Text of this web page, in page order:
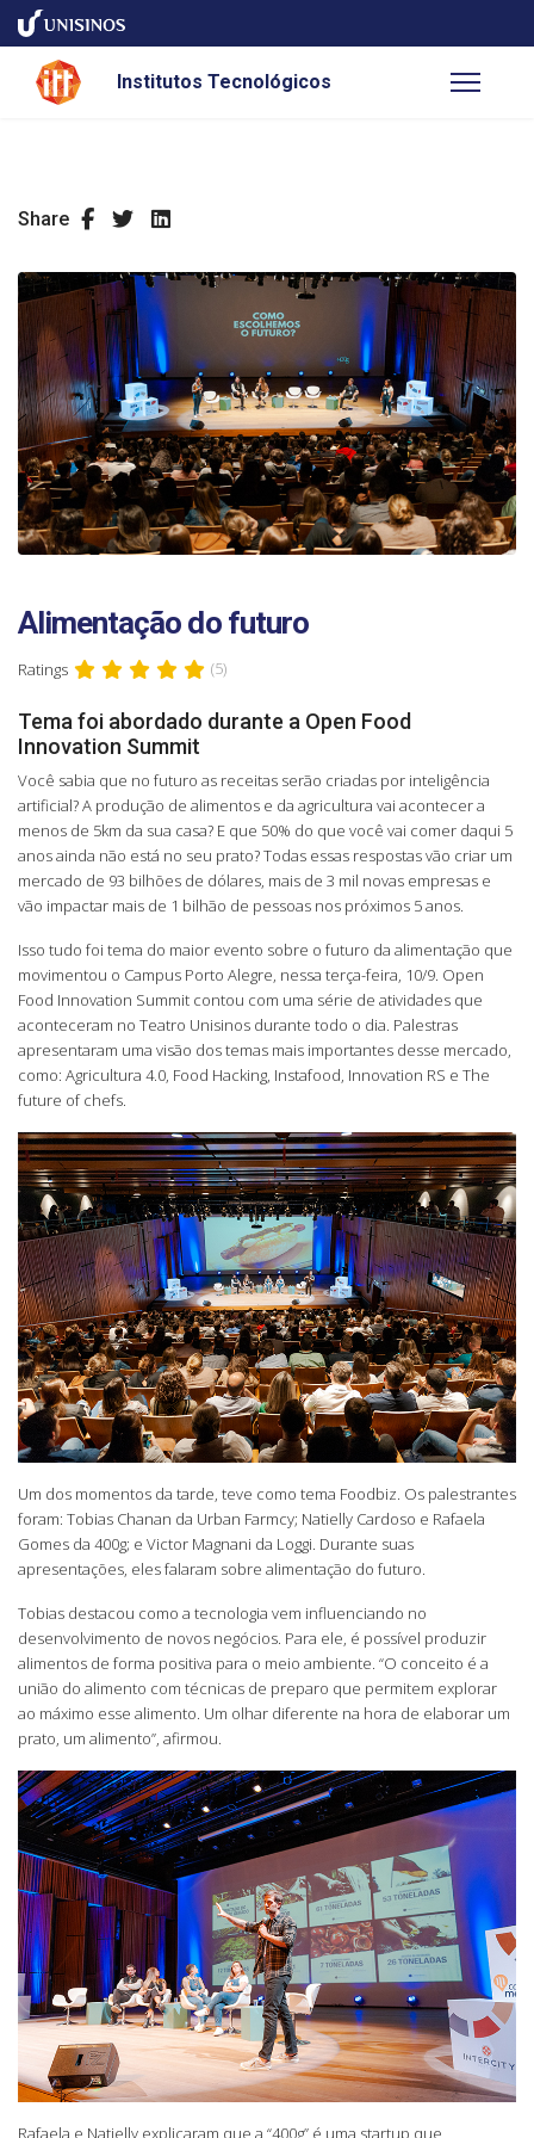
Institutos Tecnológicos
Share
Alimentação do futuro
Ratings (5)
Tema foi abordado durante a Open Food
Innovation Summit
Você sabia que no futuro as receitas serão criadas por inteligência
artificial? A produção de alimentos e da agricultura vai acontecer a
menos de 5km da sua casa? E que 50% do que você vai comer daqui 5
anos ainda não está no seu prato? Todas essas respostas vão criar um
mercado de 93 bilhões de dólares, mais de 3 mil novas empresas e
vão impactar mais de 1 bilhão de pessoas nos próximos 5 anos.
Isso tudo foi tema do maior evento sobre o futuro da alimentação que
movimentou o Campus Porto Alegre, nessa terça-feira, 10/9. Open
Food Innovation Summit contou com uma série de atividades que
aconteceram no Teatro Unisinos durante todo o dia. Palestras
apresentaram uma visão dos temas mais importantes desse mercado,
como: Agricultura 4.0, Food Hacking, Instafood, Innovation RS e The
future of chefs.
Um dos momentos da tarde, teve como tema Foodbiz. Os palestrantes
foram: Tobias Chanan da Urban Farmcy; Natielly Cardoso e Rafaela
Gomes da 400g; e Victor Magnani da Loggi. Durante suas
apresentações, eles falaram sobre alimentação do futuro.
Tobias destacou como a tecnologia vem influenciando no
desenvolvimento de novos negócios. Para ele, é possível produzir
alimentos de forma positiva para o meio ambiente. “O conceito é a
união do alimento com técnicas de preparo que permitem explorar
ao máximo esse alimento. Um olhar diferente na hora de elaborar um
prato, um alimento”, afirmou.
Rafaela e Natielly explicaram que a “400g” é uma startup que